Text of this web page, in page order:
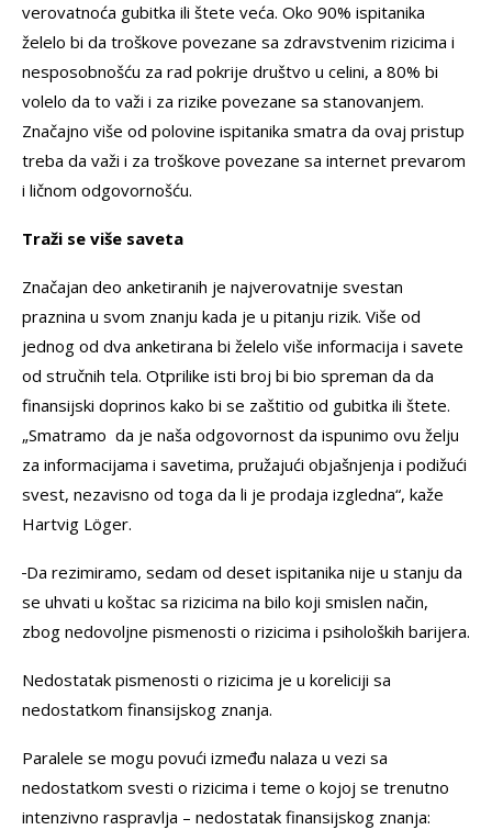
verovatnoća gubitka ili štete veća. Oko 90% ispitanika
želelo bi da troškove povezane sa zdravstvenim rizicima i
nesposobnošću za rad pokrije društvo u celini, a 80% bi
volelo da to važi i za rizike povezane sa stanovanjem.
Značajno više od polovine ispitanika smatra da ovaj pristup
treba da važi i za troškove povezane sa internet prevarom
i ličnom odgovornošću.
Traži se više saveta
Značajan deo anketiranih je najverovatnije svestan
praznina u svom znanju kada je u pitanju rizik. Više od
jednog od dva anketirana bi želelo više informacija i savete
od stručnih tela. Otprilike isti broj bi bio spreman da da
finansijski doprinos kako bi se zaštitio od gubitka ili štete.
„Smatramo da je naša odgovornost da ispunimo ovu želju
za informacijama i savetima, pružajući objašnjenja i podižući
svest, nezavisno od toga da li je prodaja izgledna“, kaže
Hartvig ​​Löger.
Da rezimiramo, sedam od deset ispitanika nije u stanju da
se uhvati u koštac sa rizicima na bilo koji smislen način,
zbog nedovoljne pismenosti o rizicima i psiholoških barijera.
Nedostatak pismenosti o rizicima je u koreliciji sa
nedostatkom finansijskog znanja.
Paralele se mogu povući između nalaza u vezi sa
nedostatkom svesti o rizicima i teme o kojoj se trenutno
intenzivno raspravlja – nedostatak finansijskog znanja: